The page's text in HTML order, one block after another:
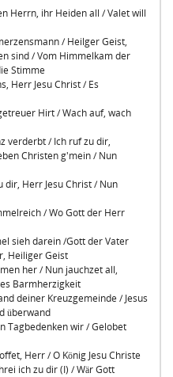
Herrn, ihr Heiden all / Valet will
/ Heilger Geist,
sind / Vom Himmelkam der
Stimme
Herr Jesu Christ / Es
Hirt / Wach auf, wach
verderbt / Ich ruf zu dir,
Christen g'mein / Nun
dir, Herr Jesu Christ / Nun
/ Wo Gott der Herr
sieh darein /Gott der Vater
Heiliger Geist
her / Nun jauchzet all,
Barmherzigkeit
deiner Kreuzgemeinde / Jesus
überwand
Tagbedenken wir / Gelobet
Herr / O König Jesu Christe
ich zu dir (I) / Wär Gott